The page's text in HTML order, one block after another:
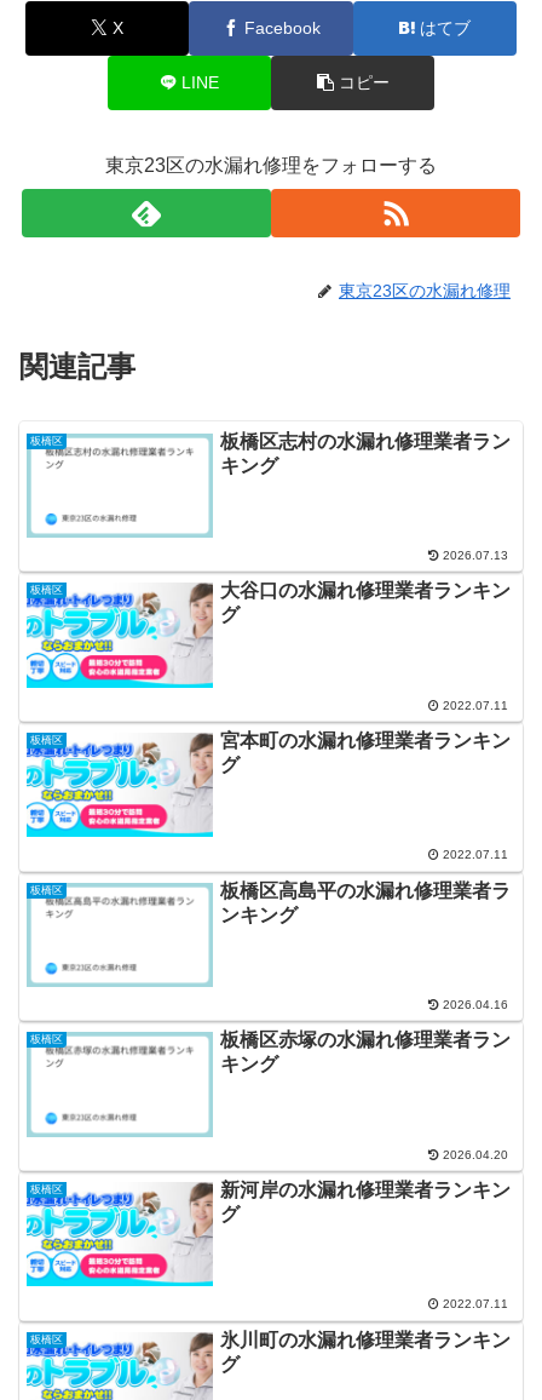
X Facebook はてブ
LINE コピー
東京23区の水漏れ修理をフォローする
東京23区の水漏れ修理
関連記事
板橋区
板橋区志村の水漏れ修理業者ラン
キング
2026.07.13
板橋区
大谷口の水漏れ修理業者ランキン
グ
2022.07.11
板橋区
宮本町の水漏れ修理業者ランキン
グ
2022.07.11
板橋区
板橋区高島平の水漏れ修理業者ラ
ンキング
2026.04.16
板橋区
板橋区赤塚の水漏れ修理業者ラン
キング
2026.04.20
板橋区
新河岸の水漏れ修理業者ランキン
グ
2022.07.11
板橋区
氷川町の水漏れ修理業者ランキン
グ